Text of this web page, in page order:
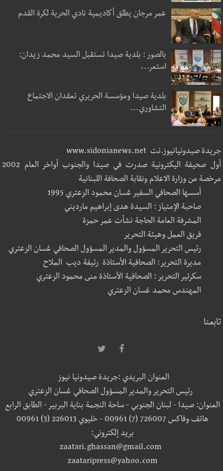
عمر مرجان يطلق أكاديمية نادي الحرية لكرة القدم
بالصور : بلدية صيدا تستقبل السيد محمد زيدان:
استعر...
بلدية صيدا ومؤسسة الحريري تعقدان الاجتماع
التشاوري...
جريدة صيدونيانيوز.نت www.sidonianews.net
أول صحيفة اليكترونية صدرت في صيدا والجنوب أواخر العام 2002
مرخصة من وزارة الاعلام ونقابة الصحافة اللبنانية
أسسها الصحافي السفير غسان محمود الزعتري 1995
صاحبة الإمتياز : السيدة هدى إبراهيم مارديني
المشرفة العامة الحاجة نشأت عمر حمزة
فريق العمل وهيئة التحرير
رئيس التحرير المسؤول والمدير المسؤول الصحافي غسان الزعتري
مديرة التحرير: الصحافية الأستاذة رئيفة ديب الملاح
سكرتير التحرير : الصحافية الأستاذة منى محمود الزعتري
المهندس محمد غسان الزعتري
تابعنا
العنوان البريدي :جريدة صيدونيا نيوز
رئيس التحرير والمدير المسؤول الصحافي غسان الزعتري
العنوان: صيدا - لبنان الجنوبي - ساحة النجمة بناية البربير - الطابق الرابع
هاتف وفاكس 726007 (7) 00961 - خليوي 226013 (3) 00961
بريد إلكتروني:
zaatari.ghassan@gmail.com
zaataripress@yahoo.com